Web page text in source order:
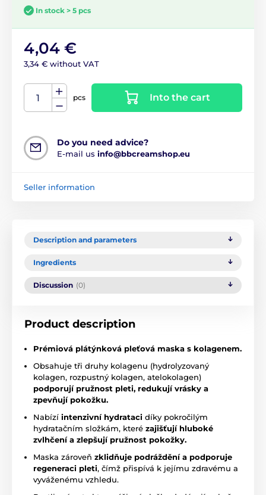
In stock > 5 pcs
4,04 €
3,34 € without VAT
pcs Into the cart
Do you need advice?
E-mail us info@bbcreamshop.eu
Seller information
Description and parameters
Ingredients
Discussion (0)
Product description
Prémiová plátýnková pleťová maska s kolagenem.
Obsahuje tři druhy kolagenu (hydrolyzovaný
kolagen, rozpustný kolagen, atelokolagen)
podporují pružnost pleti, redukují vrásky a
zpevňují pokožku.
Nabízí intenzivní hydrataci díky pokročilým
hydratačním složkám, které zajišťují hluboké
zvlhčení a zlepšují pružnost pokožky.
Maska zároveň zklidňuje podráždění a podporuje
regeneraci pleti, čímž přispívá k jejímu zdravému a
vyváženému vzhledu.